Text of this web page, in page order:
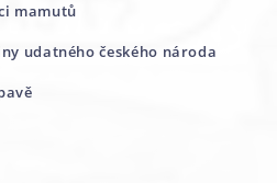
mamutů
udatného českého národa